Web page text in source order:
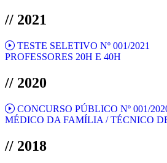
// 2021
TESTE SELETIVO Nº 001/2021
PROFESSORES 20H E 40H
// 2020
CONCURSO PÚBLICO Nº 001/
MÉDICO DA FAMÍLIA / TÉCNICO
// 2018